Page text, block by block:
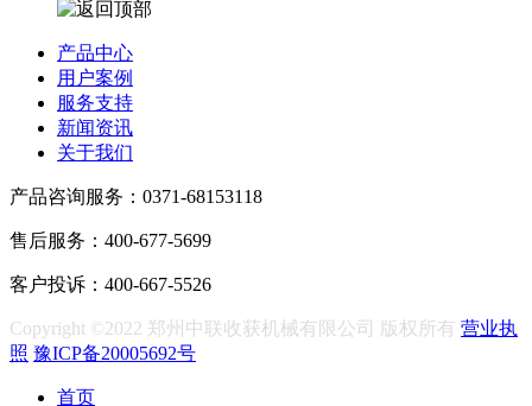
产品中心
用户案例
服务支持
新闻资讯
关于我们
产品咨询服务：0371-68153118
售后服务：400-677-5699
客户投诉：400-667-5526
Copyright ©2022 郑州中联收获机械有限公司 版权所有 营业执
照 豫ICP备20005692号
首页